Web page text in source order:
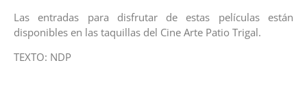
Las entradas para disfrutar de estas películas están
disponibles en las taquillas del Cine Arte Patio Trigal.
TEXTO: NDP